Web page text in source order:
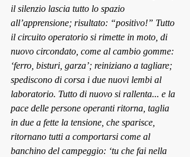
il silenzio lascia tutto lo spazio
all’apprensione; risultato: “positivo!” Tutto
il circuito operatorio si rimette in moto, di
nuovo circondato, come al cambio gomme:
‘ferro, bisturi, garza’; reiniziano a tagliare;
spediscono di corsa i due nuovi lembi al
laboratorio. Tutto di nuovo si rallenta... e la
pace delle persone operanti ritorna, taglia
in due a fette la tensione, che sparisce,
ritornano tutti a comportarsi come al
banchino del campeggio: ‘tu che fai nella